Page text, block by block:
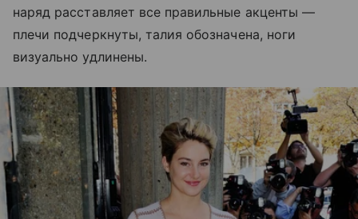
наряд расставляет все правильные акценты —
плечи подчеркнуты, талия обозначена, ноги
визуально удлинены.